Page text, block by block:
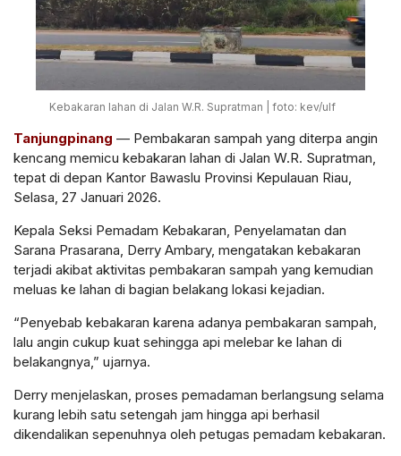
Kebakaran lahan di Jalan W.R. Supratman | foto: kev/ulf
Tanjungpinang — Pembakaran sampah yang diterpa angin
kencang memicu kebakaran lahan di Jalan W.R. Supratman,
tepat di depan Kantor Bawaslu Provinsi Kepulauan Riau,
Selasa, 27 Januari 2026.
Kepala Seksi Pemadam Kebakaran, Penyelamatan dan
Sarana Prasarana, Derry Ambary, mengatakan kebakaran
terjadi akibat aktivitas pembakaran sampah yang kemudian
meluas ke lahan di bagian belakang lokasi kejadian.
“Penyebab kebakaran karena adanya pembakaran sampah,
lalu angin cukup kuat sehingga api melebar ke lahan di
belakangnya,” ujarnya.
Derry menjelaskan, proses pemadaman berlangsung selama
kurang lebih satu setengah jam hingga api berhasil
dikendalikan sepenuhnya oleh petugas pemadam kebakaran.